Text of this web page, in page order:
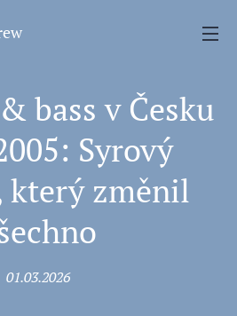
bass v Česku
Syrový
který změnil
01.03.2026